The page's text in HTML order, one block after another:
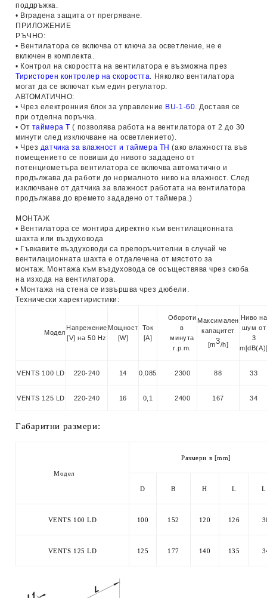
поддръжка.
• Вградена защита от прегряване.
ПРИЛОЖЕНИЕ
РЪЧНО:
• Вентилатора се включва от ключа за осветление, не е
включен в комплекта.
• Контрол на скоростта на вентилатора е възможна през
Тиристорен контролер на скоростта. Няколко вентилатора
могат да се включат към един регулатор.
АВТОМАТИЧНО:
• Чрез електронния блок за управление BU-1-60. Доставя се
при отделна поръчка.
• От таймера Т ( позволява работа на вентилатора от 2 до 30
минути след изключване на осветлението).
• Чрез датчика за влажност и таймера ТН (ако влажността във
помещението се повиши до нивото зададено от
потенциометъра вентилатора се включва автоматично и
продължава да работи до нормалното ниво на влажност. След
изключване от датчика за влажност работата на вентилатора
продължава до времето зададено от таймера.)
МОНТАЖ
• Вентилатора се монтира директно към вентилационната
шахта или въздуховода
• Гъвкавите въздуховоди са препоръчителни в случай че
вентилационната шахта е отдалечена от мястото за
монтаж. Монтажа към въздуховода се осъществява чрез скоба
на изхода на вентилатора.
• Монтажа на стена се извършва чрез дюбели.
Технически харектиристики:
Модел
Напрежение
[V] на 50 Hz
Мощност
[W]
Ток
[A]
Обороти
в
минута
r.p.m.
Максимален
капацитет
[m3/h]
Ниво на
шум от
3
VENTS 100 LD 220-240 14 0,085 2300 88 33
VENTS 125 LD 220-240 16 0,1 2400 167 34
Габаритни размери:
Модел
Размери в [mm]
D B H L
VENTS 100 LD 100 152 120 126
VENTS 125 LD 125 177 140 135